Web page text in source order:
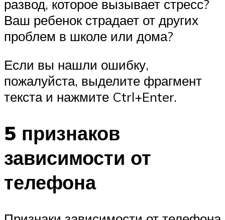
развод, которое вызывает стресс?
Ваш ребенок страдает от других
проблем в школе или дома?
Если вы нашли ошибку,
пожалуйста, выделите фрагмент
текста и нажмите Ctrl+Enter.
5 признаков
зависимости от
телефона